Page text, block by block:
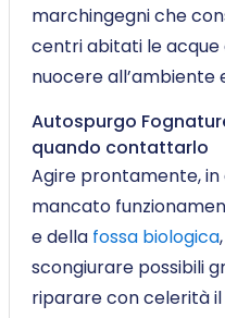
marchingegni che
centri abitati le acque
nuocere all’ambiente
Autospurgo
quando contattarlo
Agire prontamente,
mancato
e della fossa biologica
scongiurare possibili
riparare con celerità